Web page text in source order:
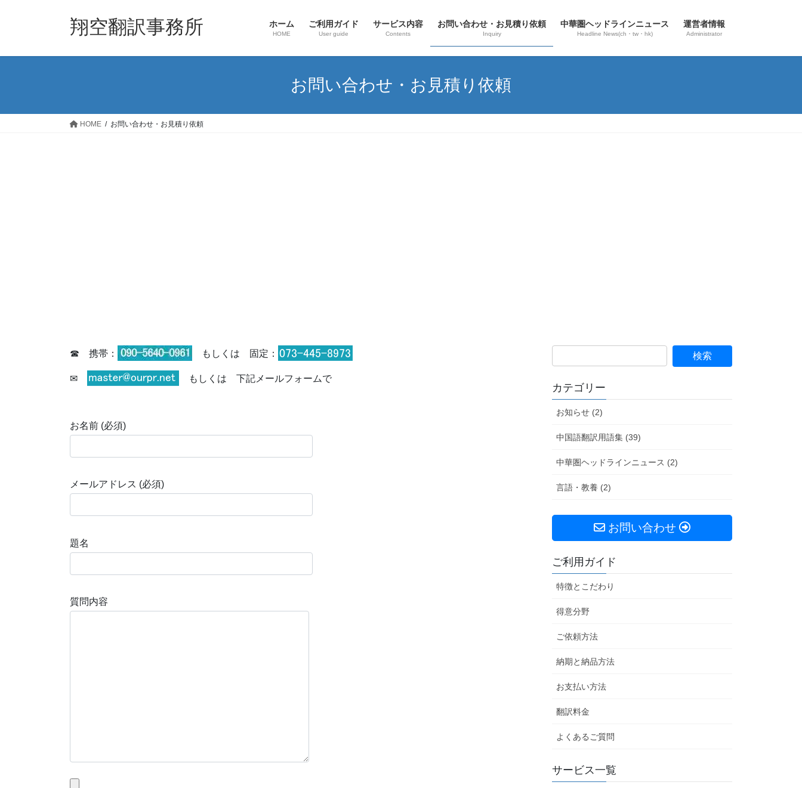
翔空翻訳事務所 ホーム
HOME
ご利用ガイド
User guide
サービス内容
Contents
お問い合わせ・お見積り依頼
Inquiry
中華圏ヘッドラインニュース
Headline News(ch・tw・hk)
運営者情報
Administrator
お問い合わせ・お見積り依頼
HOME お問い合わせ・お見積り依頼
☎ 携帯： もしくは 固定：
✉ もしくは 下記メールフォームで
お名前 (必須)
メールアドレス (必須)
題名
質問内容
カテゴリー
お知らせ (2)
中国語翻訳用語集 (39)
中華圏ヘッドラインニュース (2)
言語・教養 (2)
お問い合わせ
ご利用ガイド
特徴とこだわり
得意分野
ご依頼方法
納期と納品方法
お支払い方法
翻訳料金
よくあるご質問
サービス一覧